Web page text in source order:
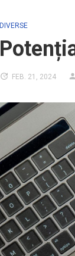
DIVERSE
FEB. 21, 2024